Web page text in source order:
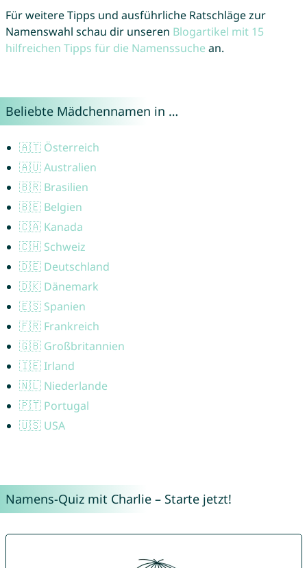
Für weitere Tipps und ausführliche Ratschläge zur
Namenswahl schau dir unseren Blogartikel mit 15
hilfreichen Tipps für die Namenssuche an.
Beliebte Mädchennamen in …
🇦🇹 Österreich
🇦🇺 Australien
🇧🇷 Brasilien
🇧🇪 Belgien
🇨🇦 Kanada
🇨🇭 Schweiz
🇩🇪 Deutschland
🇩🇰 Dänemark
🇪🇸 Spanien
🇫🇷 Frankreich
🇬🇧 Großbritannien
🇮🇪 Irland
🇳🇱 Niederlande
🇵🇹 Portugal
🇺🇸 USA
Namens-Quiz mit Charlie – Starte jetzt!